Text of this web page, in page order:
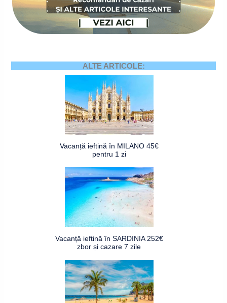
ALTE ARTICOLE:
Vacanță ieftină în MILANO 45€
pentru 1 zi
Vacanță ieftină în SARDINIA 252€
zbor și cazare 7 zile